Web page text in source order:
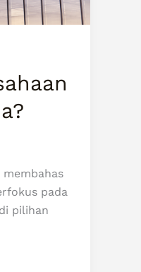
membahas
pada
pilihan